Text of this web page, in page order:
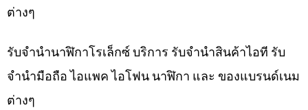
ต่างๆ
รับจำนำนาฬิกาโรเล็กซ์ บริการ รับจำนำสินค้าไอที รับ
จำนำมือถือ ไอแพค ไอโฟน นาฬิกา และ ของแบรนด์เนม
ต่างๆ